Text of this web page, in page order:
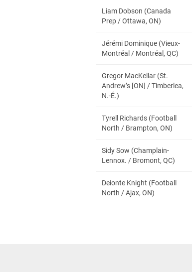
Liam Dobson (Canada
Prep / Ottawa, ON)
Jérémi Dominique (Vieux-
Montréal / Montréal, QC)
Gregor MacKellar (St.
Andrew’s [ON] / Timberlea,
N.-É.)
Tyrell Richards (Football
North / Brampton, ON)
Sidy Sow (Champlain-
Lennox. / Bromont, QC)
Deionte Knight (Football
North / Ajax, ON)